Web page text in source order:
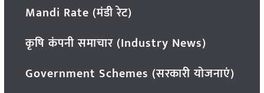
Mandi Rate (मंडी रेट)
कृषि कंपनी समाचार (Industry News)
Government Schemes (सरकारी योजनाएं)